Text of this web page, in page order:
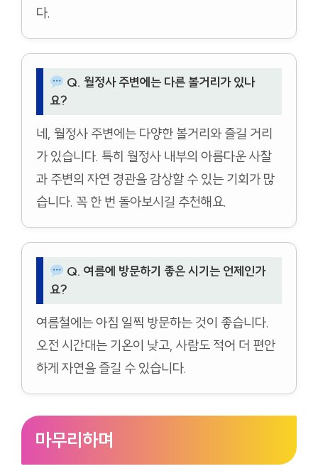
다.
Q. 월정사 주변에는 다른 볼거리가 있나
요?
네, 월정사 주변에는 다양한 볼거리와 즐길 거리
가 있습니다. 특히 월정사 내부의 아름다운 사찰
과 주변의 자연 경관을 감상할 수 있는 기회가 많
습니다. 꼭 한 번 돌아보시길 추천해요.
Q. 여름에 방문하기 좋은 시기는 언제인가
요?
여름철에는 아침 일찍 방문하는 것이 좋습니다.
오전 시간대는 기온이 낮고, 사람도 적어 더 편안
하게 자연을 즐길 수 있습니다.
마무리하며